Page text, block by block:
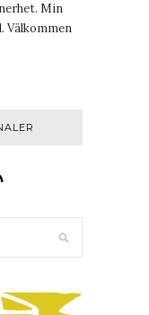
Min
Välkommen